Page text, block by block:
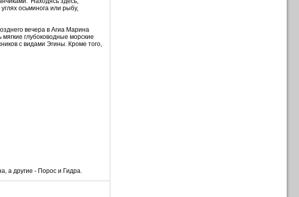
осьминога или рыбу,
вечера в Агиа Марина
глубоководные морские
с видами Эгины. Кроме того,
а другие - Порос и Гидра.